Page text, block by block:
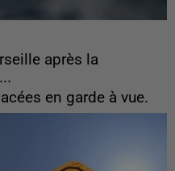
après la
en garde à vue.